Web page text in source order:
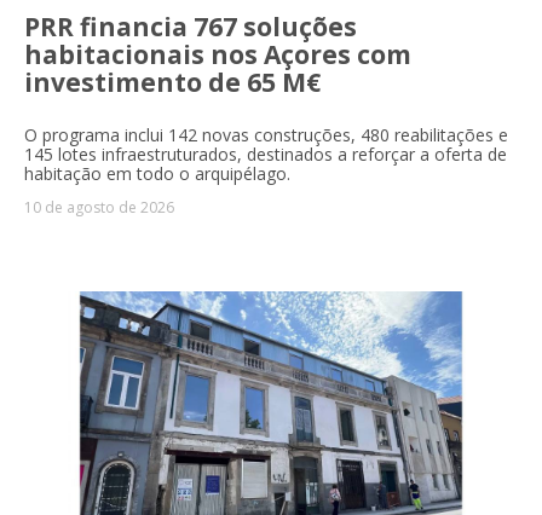
PRR financia 767 soluções
habitacionais nos Açores com
investimento de 65 M€
O programa inclui 142 novas construções, 480 reabilitações e
145 lotes infraestruturados, destinados a reforçar a oferta de
habitação em todo o arquipélago.
10 de agosto de 2026